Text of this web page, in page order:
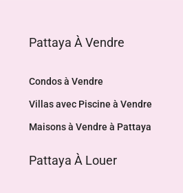
Pattaya À Vendre
Condos à Vendre
Villas avec Piscine à Vendre
Maisons à Vendre à Pattaya
Pattaya À Louer